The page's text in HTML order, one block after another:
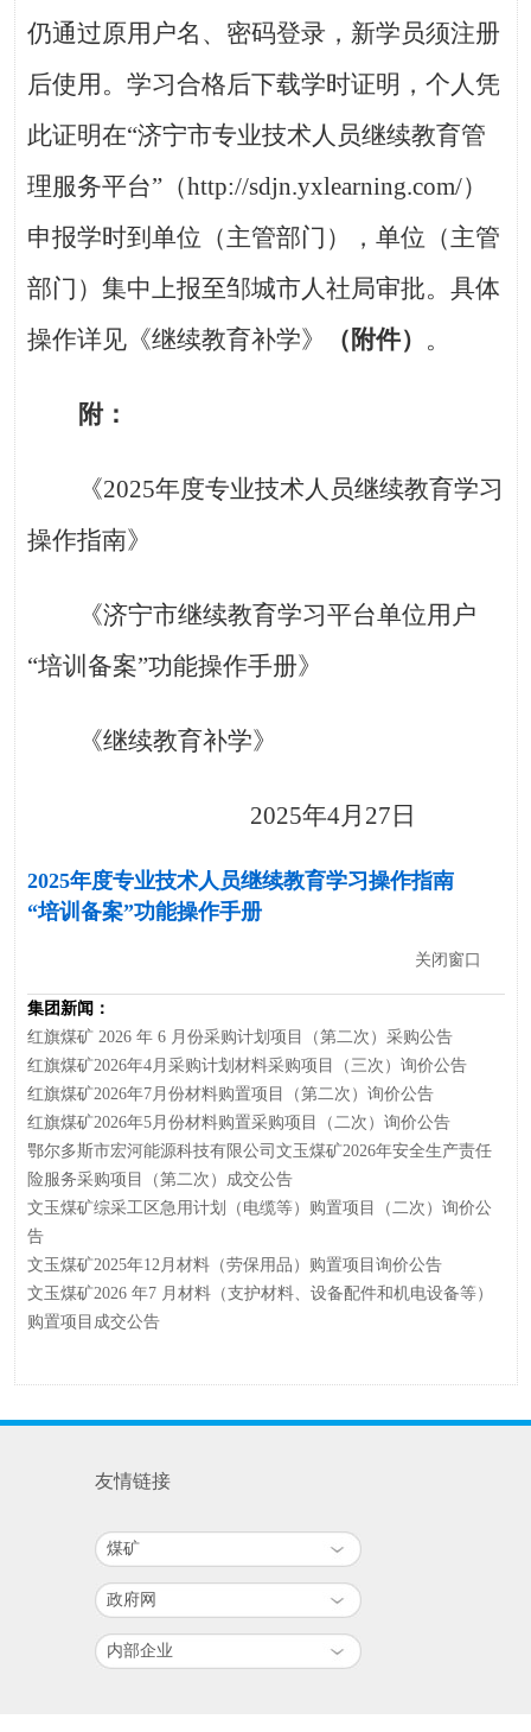
仍通过原用户名、密码登录，新学员须注册
后使用。学习合格后下载学时证明，个人凭
此证明在“济宁市专业技术人员继续教育管
理服务平台”（http://sdjn.yxlearning.com/）
申报学时到单位（主管部门），单位（主管
部门）集中上报至邹城市人社局审批。具体
操作详见《继续教育补学》
（附件） 。
附：
《2025年度专业技术人员继续教育学习
操作指南》
《济宁市继续教育学习平台单位用户
“培训备案”功能操作手册》
《继续教育补学》
2025年4月27日
2025年度专业技术人员继续教育学习操作指南
“培训备案”功能操作手册
关闭窗口
集团新闻：
红旗煤矿 2026 年 6 月份采购计划项目（第二次）采购公告
红旗煤矿2026年4月采购计划材料采购项目（三次）询价公告
红旗煤矿2026年7月份材料购置项目（第二次）询价公告
红旗煤矿2026年5月份材料购置采购项目（二次）询价公告
鄂尔多斯市宏河能源科技有限公司文玉煤矿2026年安全生产责任
险服务采购项目（第二次）成交公告
文玉煤矿综采工区急用计划（电缆等）购置项目（二次）询价公
告
文玉煤矿2025年12月材料（劳保用品）购置项目询价公告
文玉煤矿2026 年7 月材料（支护材料、设备配件和机电设备等）
购置项目成交公告
友情链接
煤矿
政府网
内部企业